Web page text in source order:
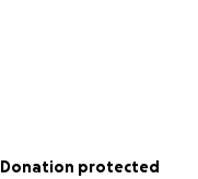
Donation protected